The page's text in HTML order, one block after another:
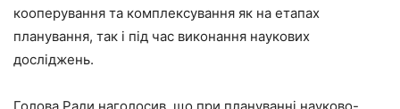
кооперування та комплексування як на етапах
планування, так і під час виконання наукових
досліджень.